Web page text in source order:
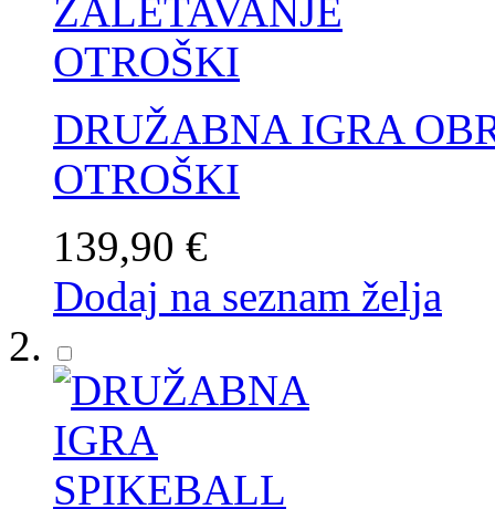
DRUŽABNA IGRA
OTROŠKI
139,90 €
Dodaj na seznam želja